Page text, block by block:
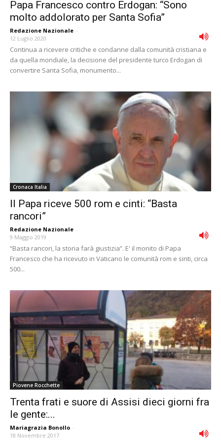
Papa Francesco contro Erdogan: “Sono
molto addolorato per Santa Sofia”
Redazione Nazionale -
12 Luglio 2020
Continua a ricevere critiche e condanne dalla comunità cristiana e
da quella mondiale, la decisione del presidente turco Erdogan di
convertire Santa Sofia, monumento...
Cronaca Italia
Il Papa riceve 500 rom e cinti: “Basta
rancori”
Redazione Nazionale -
9 Maggio 2019
“Basta rancori, la storia farà giustizia”. E' il monito di Papa
Francesco che ha ricevuto in Vaticano le comunità rom e sinti, circa
500...
Piovene Rocchette
Trenta frati e suore di Assisi dieci giorni fra
le gente:...
Mariagrazia Bonollo -
18 Novembre 2017